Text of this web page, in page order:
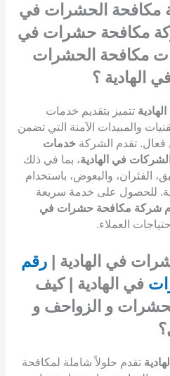
مكافحة الحشرات في
مكافحة حشرات في
مكافحة الحشرات
الهادية ؟
تتميز بتقديم خدمات
والمبيدات الآمنة التي تضمن
تقدم الشركة خدمات
في الهادية، بما في ذلك
الفئران، والبعوض، باستخدام
للحصول على خدمة سريعة
شركة مكافحة حشرات في
العملاء.
في الهادية | رقم
في الهادية | كيف
و الزواحف و
تقدم حلولاً شاملة لمكافحة